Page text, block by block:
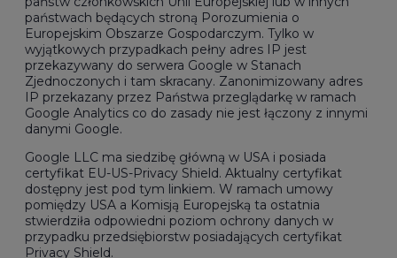
państwach będących stroną Porozumienia o
Europejskim Obszarze Gospodarczym. Tylko w
wyjątkowych przypadkach pełny adres IP jest
przekazywany do serwera Google w Stanach
Zjednoczonych i tam skracany. Zanonimizowany adres
IP przekazany przez Państwa przeglądarkę w ramach
Google Analytics co do zasady nie jest łączony z innymi
danymi Google.
Google LLC ma siedzibę główną w USA i posiada
certyfikat EU-US-Privacy Shield. Aktualny certyfikat
dostępny jest pod tym linkiem. W ramach umowy
pomiędzy USA a Komisją Europejską ta ostatnia
stwierdziła odpowiedni poziom ochrony danych w
przypadku przedsiębiorstw posiadających certyfikat
Privacy Shield.